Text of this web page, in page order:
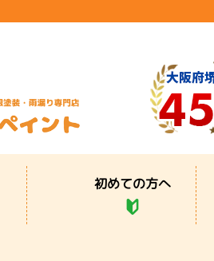
初めての方へ